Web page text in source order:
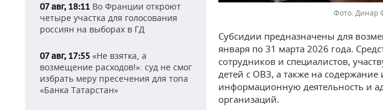
07 авг, 18:11 Во Франции откроют
четыре участка для голосования
россиян на выборах в ГД
07 авг, 17:55 «Не взятка, а
возмещение расходов!»: суд не смог
избрать меру пресечения для топа
«Банка Татарстан»
Динар
Субсидии предназначены для
января по 31 марта 2026 года.
сотрудников и специалистов,
детей с ОВЗ, а также на
информационную деятельность и
организаций.